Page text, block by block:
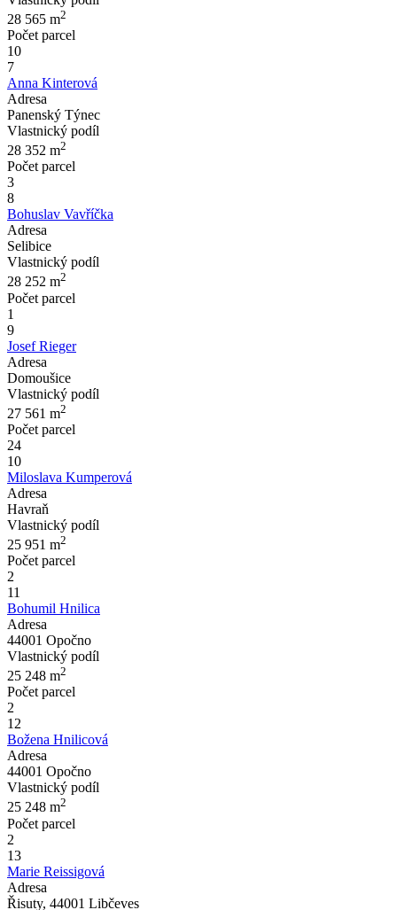
28 565 m2
Počet parcel
10
7
Anna Kinterová
Adresa
Panenský Týnec
Vlastnický podíl
28 352 m2
Počet parcel
3
8
Bohuslav Vavříčka
Adresa
Selibice
Vlastnický podíl
28 252 m2
Počet parcel
1
9
Josef Rieger
Adresa
Domoušice
Vlastnický podíl
27 561 m2
Počet parcel
24
10
Miloslava Kumperová
Adresa
Havraň
Vlastnický podíl
25 951 m2
Počet parcel
2
11
Bohumil Hnilica
Adresa
44001 Opočno
Vlastnický podíl
25 248 m2
Počet parcel
2
12
Božena Hnilicová
Adresa
44001 Opočno
Vlastnický podíl
25 248 m2
Počet parcel
2
13
Marie Reissigová
Adresa
Řisuty, 44001 Libčeves